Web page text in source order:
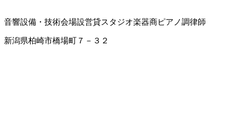
音響設備・技術会場設営貸スタジオ楽器商ピアノ調律師
新潟県柏崎市橋場町７－３２